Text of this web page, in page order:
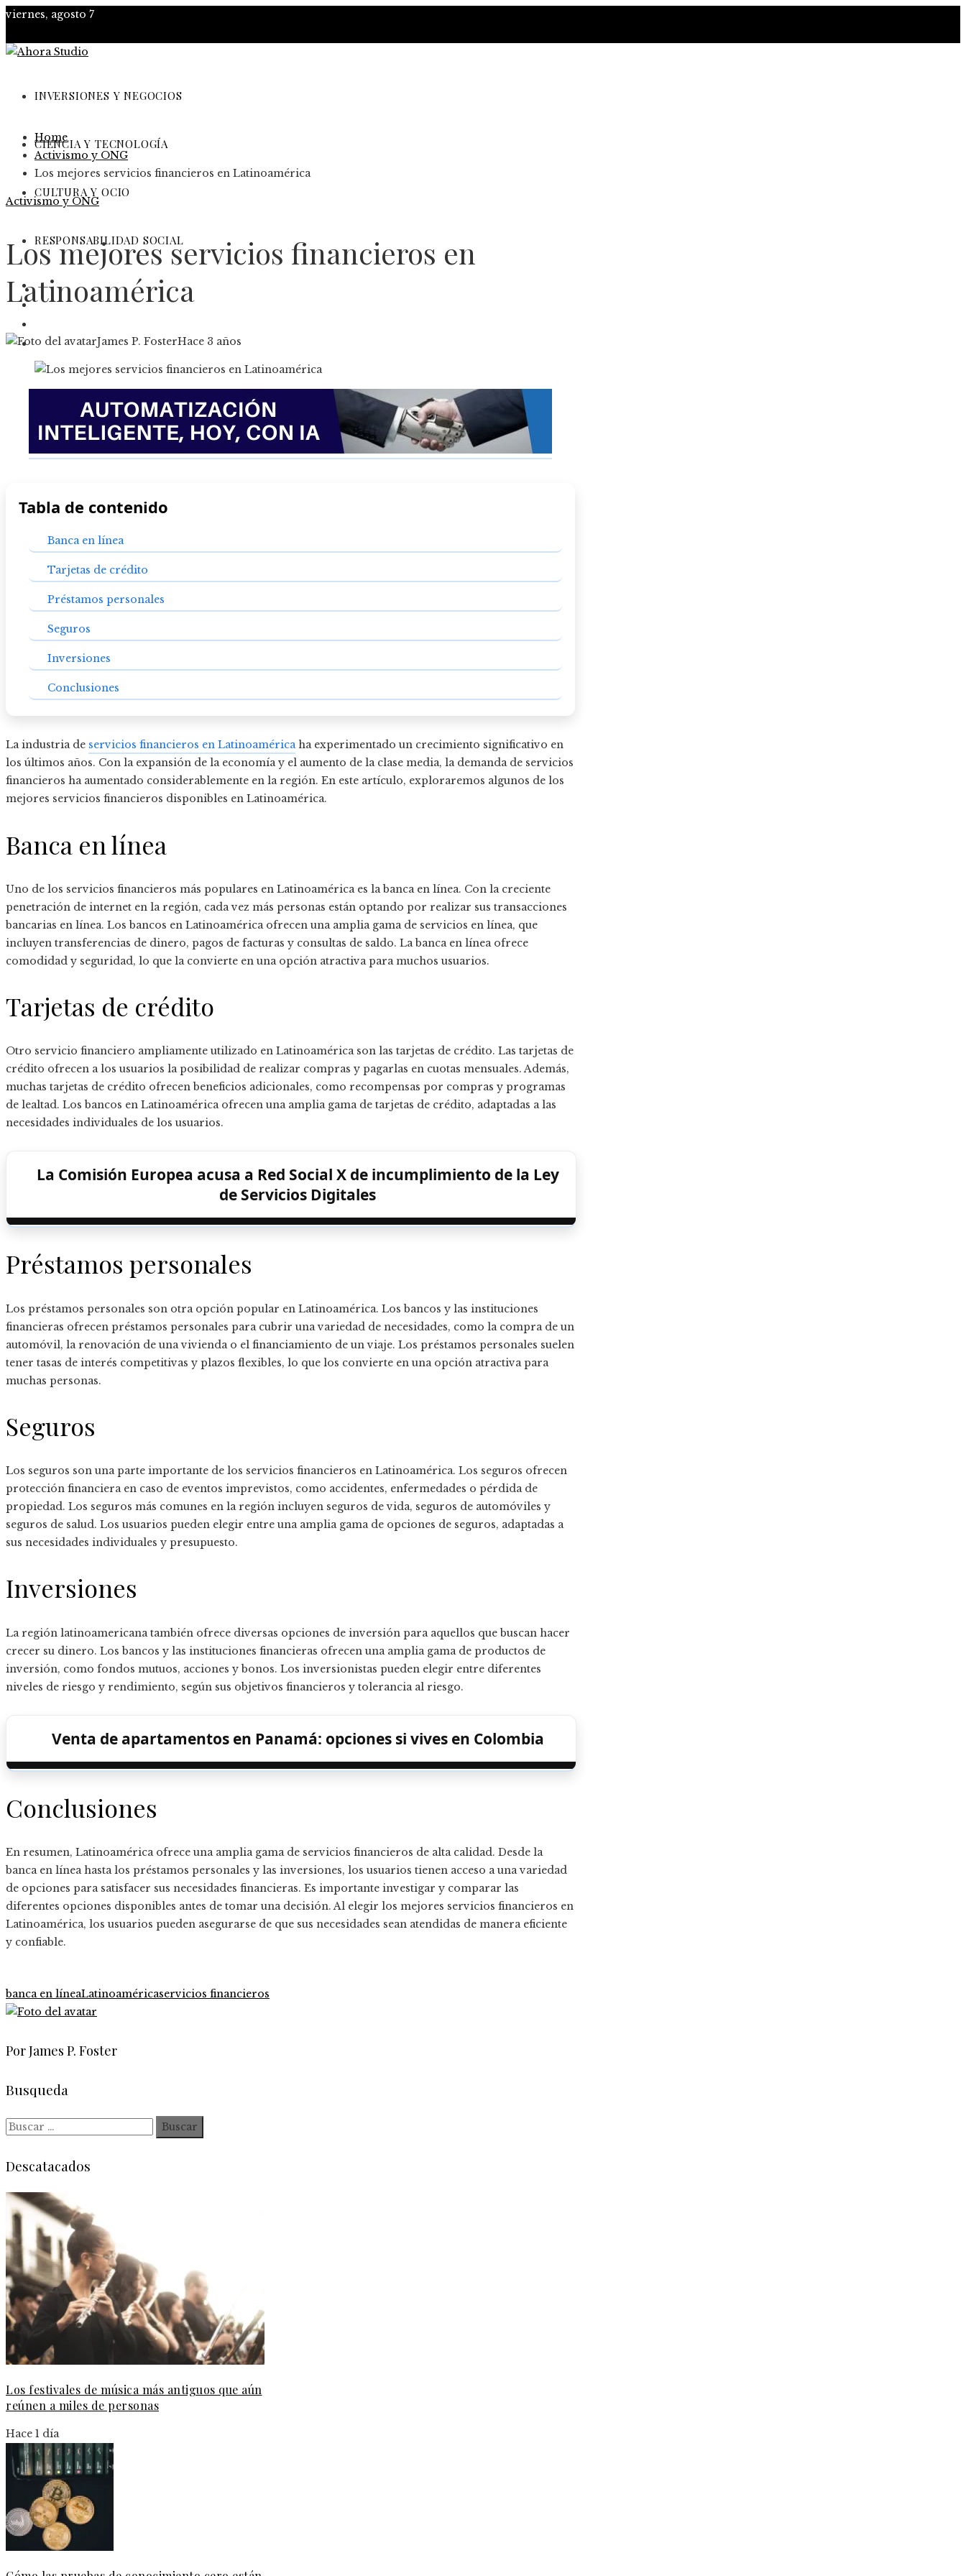
viernes, agosto 7
INVERSIONES Y NEGOCIOS
CIENCIA Y TECNOLOGÍA
CULTURA Y OCIO
RESPONSABILIDAD SOCIAL
Inversiones y negocios
Ciencia y tecnología
Responsabilidad social
Home
Activismo y ONG
Los mejores servicios financieros en Latinoamérica
Activismo y ONG
Los mejores servicios financieros en
Latinoamérica
James P. FosterHace 3 años
Tabla de contenido
Banca en línea
Tarjetas de crédito
Préstamos personales
Seguros
Inversiones
Conclusiones
La industria de servicios financieros en Latinoaméricaha experimentado un crecimiento significativo en
los últimos años. Con la expansión de la economía y el aumento de la clase media, la demanda de servicios
financieros ha aumentado considerablemente en la región. En este artículo, exploraremos algunos de los
mejores servicios financieros disponibles en Latinoamérica.
Banca en línea
Uno de los servicios financieros más populares en Latinoamérica es la banca en línea. Con la creciente
penetración de internet en la región, cada vez más personas están optando por realizar sus transacciones
bancarias en línea. Los bancos en Latinoamérica ofrecen una amplia gama de servicios en línea, que
incluyen transferencias de dinero, pagos de facturas y consultas de saldo. La banca en línea ofrece
comodidad y seguridad, lo que la convierte en una opción atractiva para muchos usuarios.
Tarjetas de crédito
Otro servicio financiero ampliamente utilizado en Latinoamérica son las tarjetas de crédito. Las tarjetas de
crédito ofrecen a los usuarios la posibilidad de realizar compras y pagarlas en cuotas mensuales. Además,
muchas tarjetas de crédito ofrecen beneficios adicionales, como recompensas por compras y programas
de lealtad. Los bancos en Latinoamérica ofrecen una amplia gama de tarjetas de crédito, adaptadas a las
necesidades individuales de los usuarios.
La Comisión Europea acusa a Red Social X de incumplimiento de la Ley
de Servicios Digitales
Préstamos personales
Los préstamos personales son otra opción popular en Latinoamérica. Los bancos y las instituciones
financieras ofrecen préstamos personales para cubrir una variedad de necesidades, como la compra de un
automóvil, la renovación de una vivienda o el financiamiento de un viaje. Los préstamos personales suelen
tener tasas de interés competitivas y plazos flexibles, lo que los convierte en una opción atractiva para
muchas personas.
Seguros
Los seguros son una parte importante de los servicios financieros en Latinoamérica. Los seguros ofrecen
protección financiera en caso de eventos imprevistos, como accidentes, enfermedades o pérdida de
propiedad. Los seguros más comunes en la región incluyen seguros de vida, seguros de automóviles y
seguros de salud. Los usuarios pueden elegir entre una amplia gama de opciones de seguros, adaptadas a
sus necesidades individuales y presupuesto.
Inversiones
La región latinoamericana también ofrece diversas opciones de inversión para aquellos que buscan hacer
crecer su dinero. Los bancos y las instituciones financieras ofrecen una amplia gama de productos de
inversión, como fondos mutuos, acciones y bonos. Los inversionistas pueden elegir entre diferentes
niveles de riesgo y rendimiento, según sus objetivos financieros y tolerancia al riesgo.
Venta de apartamentos en Panamá: opciones si vives en Colombia
Conclusiones
En resumen, Latinoamérica ofrece una amplia gama de servicios financieros de alta calidad. Desde la
banca en línea hasta los préstamos personales y las inversiones, los usuarios tienen acceso a una variedad
de opciones para satisfacer sus necesidades financieras. Es importante investigar y comparar las
diferentes opciones disponibles antes de tomar una decisión. Al elegir los mejores servicios financieros en
Latinoamérica, los usuarios pueden asegurarse de que sus necesidades sean atendidas de manera eficiente
y confiable.
banca en líneaLatinoaméricaservicios financieros
Por James P. Foster
Busqueda
Buscar:
Descatacados
Los festivales de música más antiguos que aún
reúnen a miles de personas
Hace 1 día